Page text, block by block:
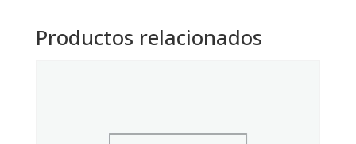
Productos relacionados